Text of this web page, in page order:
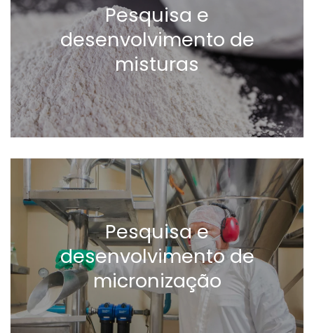
Pesquisa e
desenvolvimento de
misturas
Pesquisa e
desenvolvimento de
micronização